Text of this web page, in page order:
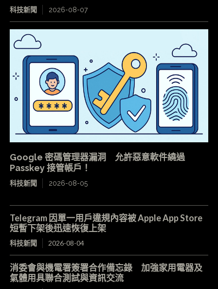
科技新聞 2026-08-07
Google 密碼管理器漏洞 允許惡意軟件繞過
Passkey 接管帳戶！
科技新聞 2026-08-05
Telegram 因單一用戶違規內容被 Apple App Store
短暫下架後迅速恢復上架
科技新聞 2026-08-04
消委會與機電署簽署合作備忘錄 加強家用電器及
氣體用具聯合測試與資訊交流